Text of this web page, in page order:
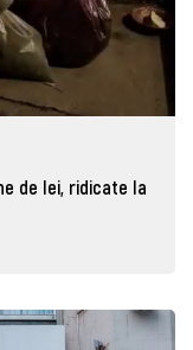
de lei, ridicate la